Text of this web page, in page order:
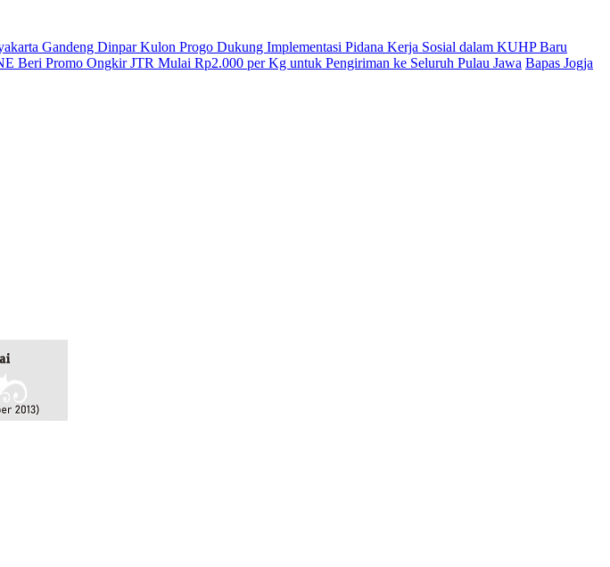
Gandeng Dinpar Kulon Progo Dukung Implementasi Pidana Kerja Sosial dalam KUHP Baru
Beri Promo Ongkir JTR Mulai Rp2.000 per Kg untuk Pengiriman ke Seluruh Pulau Jawa Bapas Jogja